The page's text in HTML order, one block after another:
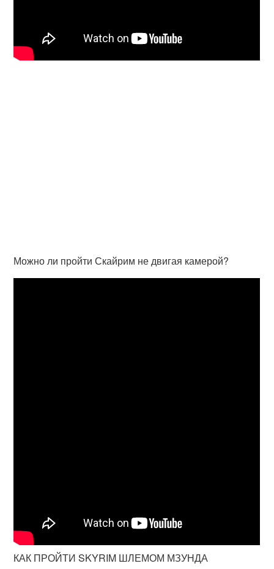
Можно ли пройти Скайрим не двигая камерой?
КАК ПРОЙТИ SKYRIM ШЛЕМОМ МЗУНДА